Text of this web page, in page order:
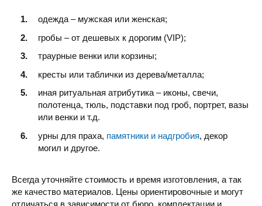
одежда – мужская или женская;
гробы – от дешевых к дорогим (VIP);
траурные венки или корзины;
кресты или таблички из дерева/металла;
иная ритуальная атрибутика – иконы, свечи,
полотенца, тюль, подставки под гроб, портрет, вазы
или венки и т.д.
урны для праха, памятники и надгробия, декор
могил и другое.
Всегда уточняйте стоимость и время изготовления, а так
же качество материалов. Цены ориентировочные и могут
отличаться в зависимости от бюро, комплектации и